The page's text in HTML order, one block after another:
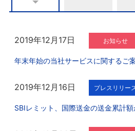
2019年12月17日 お知らせ
年末年始の当社サービスに関するご
2019年12月16日 プレスリリー
SBIレミット、国際送金の送金累計